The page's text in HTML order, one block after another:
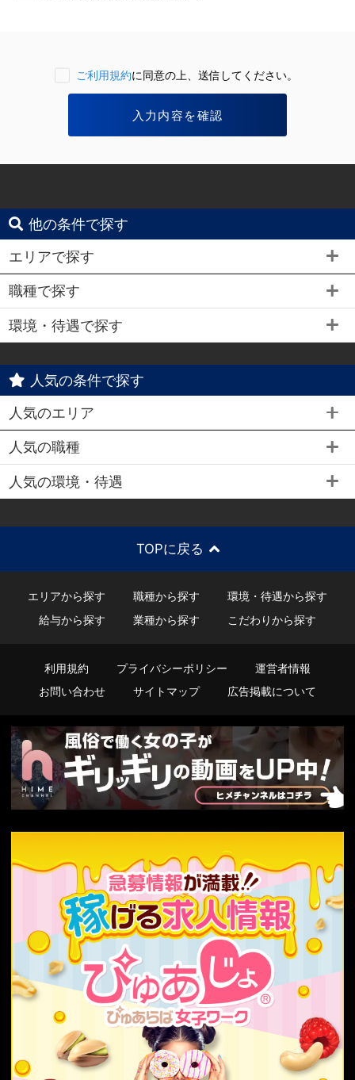
ご利用規約に同意の上、送信してください。
他の条件で探す
エリアで探す
職種で探す
環境・待遇で探す
人気の条件で探す
人気のエリア
人気の職種
人気の環境・待遇
TOPに戻る
エリアから探す 職種から探す
環境・待遇から探す
給与から探す
業種から探す こだわりから探す
利用規約 プライバシーポリシー
運営者情報
お問い合わせ
サイトマップ 広告掲載について